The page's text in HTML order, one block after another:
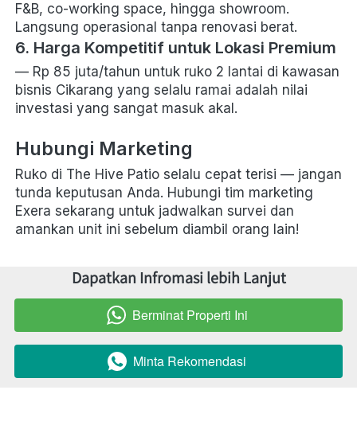
F&B, co-working space, hingga showroom.
Langsung operasional tanpa renovasi berat.
6. Harga Kompetitif untuk Lokasi Premium
— Rp 85 juta/tahun untuk ruko 2 lantai di kawasan
bisnis Cikarang yang selalu ramai adalah nilai
investasi yang sangat masuk akal.
Hubungi Marketing
Ruko di The Hive Patio selalu cepat terisi — jangan
tunda keputusan Anda. Hubungi tim marketing
Exera sekarang untuk jadwalkan survei dan
amankan unit ini sebelum diambil orang lain!
Dapatkan Infromasi lebih Lanjut
` Berminat Properti Ini
` Minta Rekomendasi